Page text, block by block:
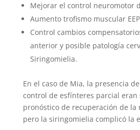
Mejorar el control neuromotor
Aumento trofismo muscular
Control cambios
anterior y posible patología
Siringomielia.
En el caso de Mia, la presencia
control de esfínteres parcial eran
pronóstico de recuperación de la
pero la siringomielia complicó la